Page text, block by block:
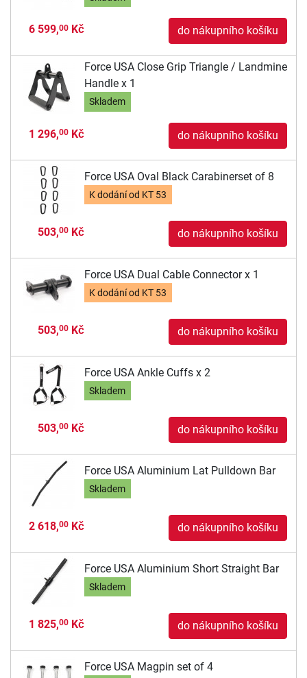
6 599,00Kč do nákupního košíku
Force USA Close Grip Triangle / Landmine
Handle x 1
Skladem
1 296,00Kč do nákupního košíku
Force USA Oval Black Carabinerset of 8
K dodání od KT 53
503,00Kč do nákupního košíku
Force USA Dual Cable Connector x 1
K dodání od KT 53
503,00Kč do nákupního košíku
Force USA Ankle Cuffs x 2
Skladem
503,00Kč do nákupního košíku
Force USA Aluminium Lat Pulldown Bar
Skladem
2 618,00Kč do nákupního košíku
Force USA Aluminium Short Straight Bar
Skladem
1 825,00Kč do nákupního košíku
Force USA Magpin set of 4